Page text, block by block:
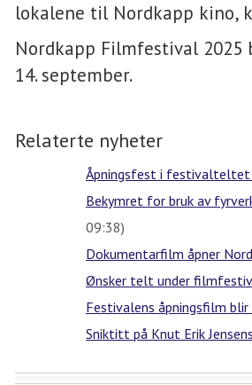
lokalene til Nordkapp kino,
Nordkapp Filmfestival
14. september.
Relaterte nyheter
Åpningsfest i festivalteltet
Bekymret for bruk av
09:38)
Dokumentarfilm åpner
Ønsker telt under
Festivalens åpningsfilm
Sniktitt på Knut Erik